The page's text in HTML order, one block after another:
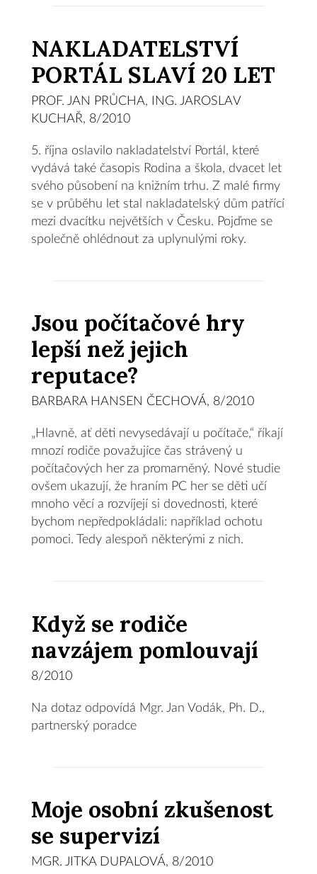
NAKLADATELSTVÍ
PORTÁL SLAVÍ 20 LET
PROF. JAN PRŮCHA, ING. JAROSLAV
KUCHAŘ, 8/2010
5. října oslavilo nakladatelství Portál, které
vydává také časopis Rodina a škola, dvacet let
svého působení na knižním trhu. Z malé firmy
se v průběhu let stal nakladatelský dům patřící
mezi dvacítku největších v Česku. Pojďme se
společně ohlédnout za uplynulými roky.
Jsou počítačové hry
lepší než jejich
reputace?
BARBARA HANSEN ČECHOVÁ, 8/2010
„Hlavně, ať děti nevysedávají u počítače,“ říkají
mnozí rodiče považujíce čas strávený u
počítačových her za promarněný. Nové studie
ovšem ukazují, že hraním PC her se děti učí
mnoho věcí a rozvíjejí si dovednosti, které
bychom nepředpokládali: například ochotu
pomoci. Tedy alespoň některými z nich.
Když se rodiče
navzájem pomlouvají
8/2010
Na dotaz odpovídá Mgr. Jan Vodák, Ph. D.,
partnerský poradce
Moje osobní zkušenost
se supervizí
MGR. JITKA DUPALOVÁ, 8/2010